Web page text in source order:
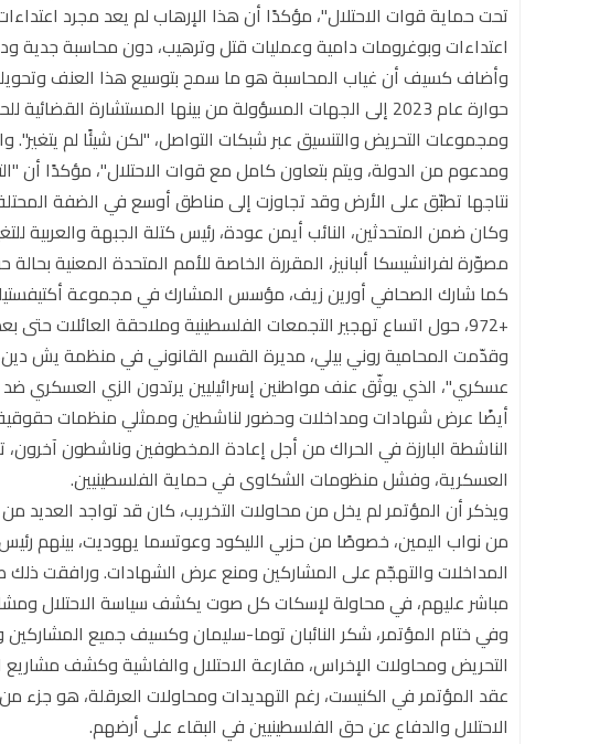
تحت حماية قوات الاحتلال"، مؤكدًا أن هذا الإرهاب لم يعد مجرد
اعتداءات وبوغرومات دامية وعمليات قتل وترهيب، دون محاسبة جدية
وأضاف كسيف أن غياب المحاسبة هو ما سمح بتوسيع هذا العنف
حوارة عام 2023 إلى الجهات المسؤولة من بينها المستشارة
ومجموعات التحريض والتنسيق عبر شبكات التواصل، "لكن شيئًا لم
ومدعوم من الدولة، ويتم بتعاون كامل مع قوات الاحتلال"، مؤكدًا أن
نتاجها تطبّق على الأرض وقد تجاوزت إلى مناطق أوسع في الضفة
وكان ضمن المتحدثين، النائب أيمن عودة، رئيس كتلة الجبهة والعربية
مصوّرة لفرانشيسكا ألبانيز، المقررة الخاصة للأمم المتحدة المعنية
كما شارك الصحافي أورين زيف، مؤسس المشارك في مجموعة
+972، حول اتساع تهجير التجمعات الفلسطينية وملاحقة العائلات حتى بعد نزوحها.
وقدّمت المحامية روني بيلي، مديرة القسم القانوني في منظمة يش
عسكري"، الذي يوثّق عنف مواطنين إسرائيليين يرتدون الزي العسكري
أيضًا عرض شهادات ومداخلات وحضور لناشطين وممثلي منظمات حقوقية،
الناشطة البارزة في الحراك من أجل إعادة المخطوفين وناشطون
العسكرية، وفشل منظومات الشكاوى في حماية الفلسطينيين.
ويذكر أن المؤتمر لم يخل من محاولات التخريب، كان قد تواجد العديد
من نواب اليمين، خصوصًا من حزبي الليكود وعوتسما يهوديت، بينهم
المداخلات والتهجّم على المشاركين ومنع عرض الشهادات. ورافقت ذلك
مباشر عليهم، في محاولة لإسكات كل صوت يكشف سياسة الاحتلال
وفي ختام المؤتمر، شكر النائبان توما-سليمان وكسيف جميع المشاركين
التحريض ومحاولات الإخراس، مقارعة الاحتلال والفاشية وكشف
عقد المؤتمر في الكنيست، رغم التهديدات ومحاولات العرقلة، هو
الاحتلال والدفاع عن حق الفلسطينيين في البقاء على أرضهم.